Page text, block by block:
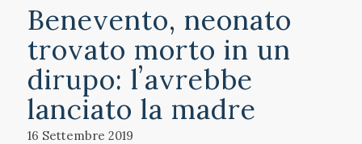
Benevento, neonato
trovato morto in un
dirupo: lʼavrebbe
lanciato la madre
16 Settembre 2019